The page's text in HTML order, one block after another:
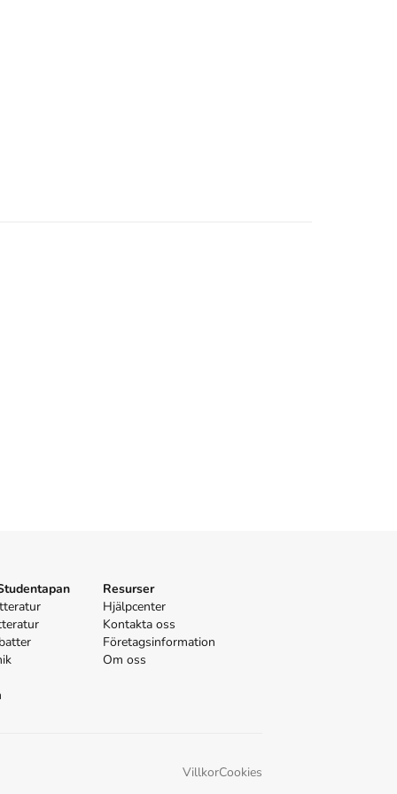
Resurser
Hjälpcenter
Kontakta oss
Företagsinformation
Om oss
VillkorCookies